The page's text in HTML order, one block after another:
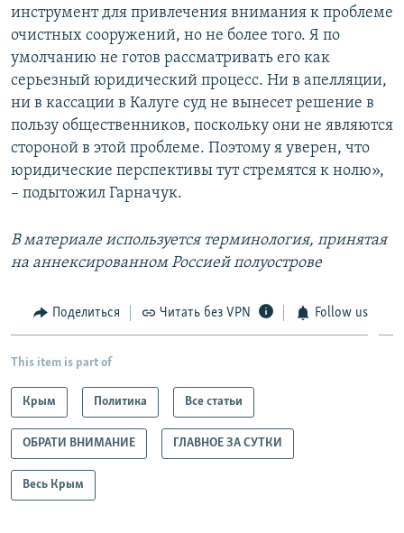
инструмент для привлечения внимания к проблеме
очистных сооружений, но не более того. Я по
умолчанию не готов рассматривать его как
серьезный юридический процесс. Ни в апелляции,
ни в кассации в Калуге суд не вынесет решение в
пользу общественников, поскольку они не являются
стороной в этой проблеме. Поэтому я уверен, что
юридические перспективы тут стремятся к нолю»,
– подытожил Гарначук.
В материале используется терминология, принятая
на аннексированном Россией полуострове
Поделиться Читать без VPN Follow us
This item is part of
Крым Политика Все статьи
ОБРАТИ ВНИМАНИЕ ГЛАВНОЕ ЗА СУТКИ
Весь Крым